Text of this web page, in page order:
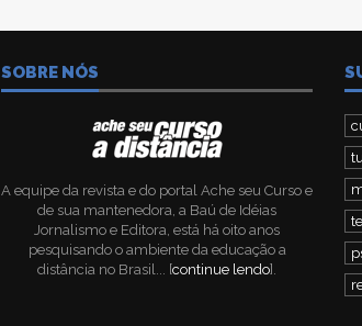
SOBRE NÓS
A equipe da revista e do portal Ache seu Curso e
de sua mantenedora, a Baú de Idéias
Jornalismo e Editora, está há oito anos
pesquisando o ambiente da educação a
distância no Brasil... [continue lendo].